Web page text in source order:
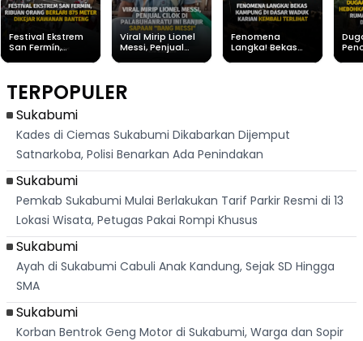
Festival Ekstrem
San Fermín,
Banteng
Viral Mirip Lionel
Messi, Penjual
"Bang Messi"
Fenomena
Langka! Bekas
TERPOPULER
Sukabumi
Kades di Ciemas Sukabumi Dikabarkan Dijemput
Satnarkoba, Polisi Benarkan Ada Penindakan
Sukabumi
Pemkab Sukabumi Mulai Berlakukan Tarif Parkir Resmi di 13
Lokasi Wisata, Petugas Pakai Rompi Khusus
Sukabumi
Ayah di Sukabumi Cabuli Anak Kandung, Sejak SD Hingga
SMA
Sukabumi
Korban Bentrok Geng Motor di Sukabumi, Warga dan Sopir